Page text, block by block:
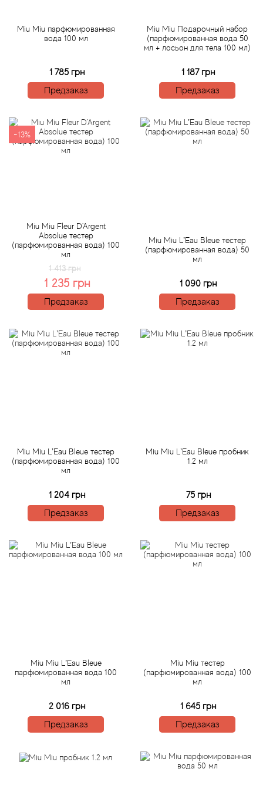
Miu Miu парфюмированная
вода 100 мл
1 785 грн
Предзаказ
Miu Miu Подарочный набор
(парфюмированная вода 50
мл + лосьон для тела 100 мл)
1 187 грн
Предзаказ
-13%
Miu Miu Fleur D'Argent
Absolue тестер
(парфюмированная вода) 100
мл
1 413 грн
1 235 грн
Предзаказ
Miu Miu L’Eau Bleue тестер
(парфюмированная вода) 50
мл
1 090 грн
Предзаказ
Miu Miu L’Eau Bleue тестер
(парфюмированная вода) 100
мл
1 204 грн
Предзаказ
Miu Miu L’Eau Bleue пробник
1.2 мл
75 грн
Предзаказ
Miu Miu L’Eau Bleue
парфюмированная вода 100
мл
2 016 грн
Предзаказ
Miu Miu тестер
(парфюмированная вода) 100
мл
1 645 грн
Предзаказ
Acqua di Parma
Adidas
Aedes de Venustas
Aerin Lauder
Agatha Ruiz de la Prada
Agonist
Aj Arabia (Widian)
Alaia Paris
Alexander McQueen
Alexandre J
American Crew
Amouage
Amouroud
Andre L'Arom